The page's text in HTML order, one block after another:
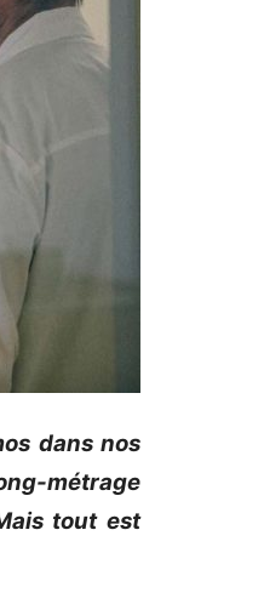
dans nos
métrage
tout est